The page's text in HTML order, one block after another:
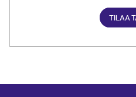
TILAA